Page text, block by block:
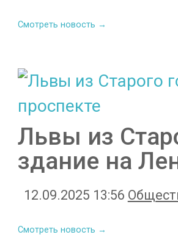
Смотреть новость →
Львы из
здание на
12.09.2025 13:56
Смотреть новость →